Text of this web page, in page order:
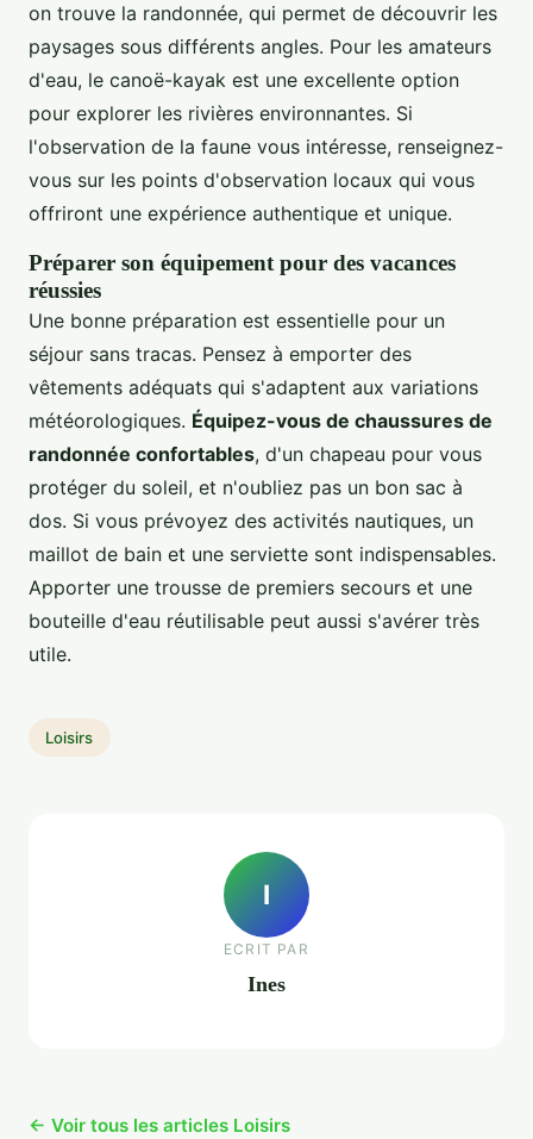
on trouve la randonnée, qui permet de découvrir les
paysages sous différents angles. Pour les amateurs
d'eau, le canoë-kayak est une excellente option
pour explorer les rivières environnantes. Si
l'observation de la faune vous intéresse, renseignez-
vous sur les points d'observation locaux qui vous
offriront une expérience authentique et unique.
Préparer son équipement pour des vacances
réussies
Une bonne préparation est essentielle pour un
séjour sans tracas. Pensez à emporter des
vêtements adéquats qui s'adaptent aux variations
météorologiques. Équipez-vous de chaussures de
randonnée confortables, d'un chapeau pour vous
protéger du soleil, et n'oubliez pas un bon sac à
dos. Si vous prévoyez des activités nautiques, un
maillot de bain et une serviette sont indispensables.
Apporter une trousse de premiers secours et une
bouteille d'eau réutilisable peut aussi s'avérer très
utile.
Loisirs
I
ECRIT PAR
Ines
← Voir tous les articles Loisirs